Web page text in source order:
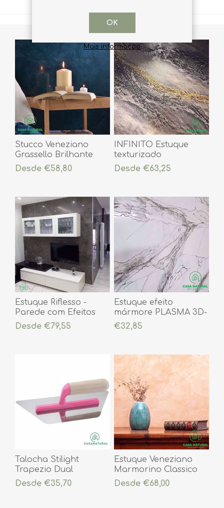
Stucco Veneziano
Grassello Brilhante
Desde €58,80
INFINITO Estuque
texturizado
Desde €63,25
Estuque Riflesso -
Parede com Efeitos
Desde €79,55
Estuque efeito
mármore PLASMA 3D-
Pronto a usar ( já
colorido)
€32,85
Talocha Stilight
Trapezio Dual
Desde €35,70
Estuque Veneziano
Marmorino Classico
Fino
Desde €68,00
OK
Mais informação